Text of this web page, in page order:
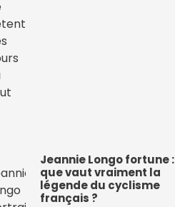
Jeannie Longo fortune :
que vaut vraiment la
légende du cyclisme
français ?